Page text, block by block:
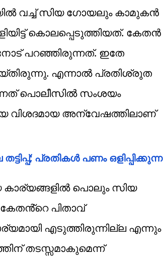
വച്ച് സിയ ഗോയലും കാമുകൻ
കൊലപ്പെടുത്തിയത്. കേതൻ
പറഞ്ഞിരുന്നത്. ഇതേ
എന്നാൽ പ്രതിശ്രുത
പൊലീസിൽ സംശയം
വിശദമായ അന്വേഷത്തിലാണ്
പ്രതികൾ പണം ഒളിപ്പിക്കുന്ന
കാര്യങ്ങളിൽ പൊലും സിയ
പിതാവ്
എടുത്തിരുന്നില്ല എന്നും
തടസ്സമാകുമെന്ന്